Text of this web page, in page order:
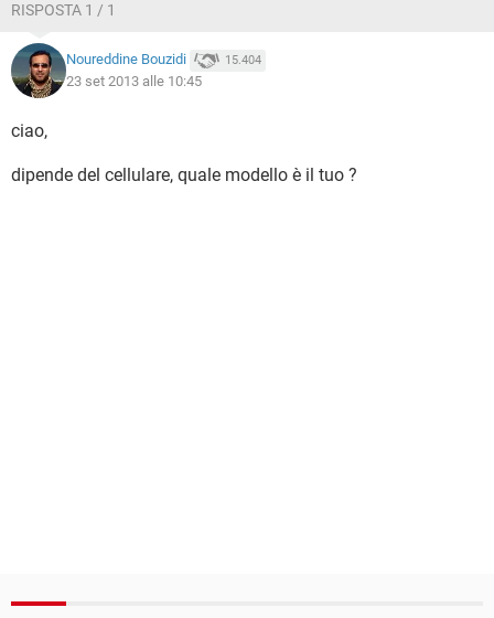
RISPOSTA 1 / 1
Noureddine Bouzidi 15.404
23 set 2013 alle 10:45
ciao,
dipende del cellulare, quale modello è il tuo ?